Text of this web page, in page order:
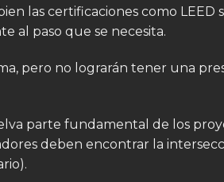
las certificaciones como
al paso que se necesita.
pero no lograrán tener una
parte fundamental de los
deben encontrar la